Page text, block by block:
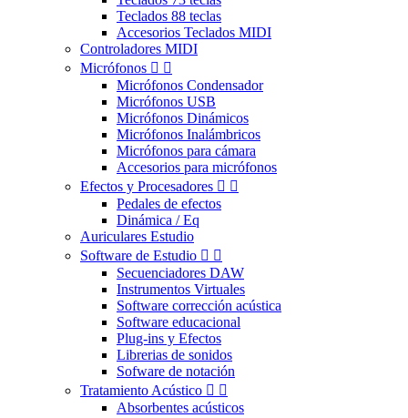
Teclados 88 teclas
Accesorios Teclados MIDI
Controladores MIDI
Micrófonos  
Micrófonos Condensador
Micrófonos USB
Micrófonos Dinámicos
Micrófonos Inalámbricos
Micrófonos para cámara
Accesorios para micrófonos
Efectos y Procesadores  
Pedales de efectos
Dinámica / Eq
Auriculares Estudio
Software de Estudio  
Secuenciadores DAW
Instrumentos Virtuales
Software corrección acústica
Software educacional
Plug-ins y Efectos
Librerias de sonidos
Sofware de notación
Tratamiento Acústico  
Absorbentes acústicos